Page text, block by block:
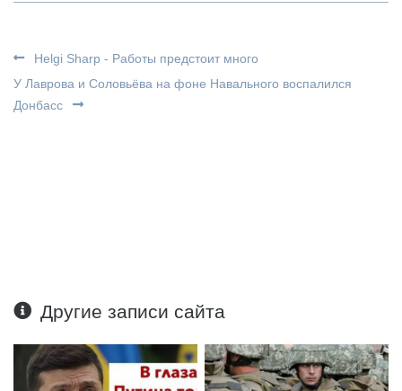
Helgi Sharp - Работы предстоит много
У Лаврова и Соловьёва на фоне Навального воспалился
Донбасс
Другие записи сайта